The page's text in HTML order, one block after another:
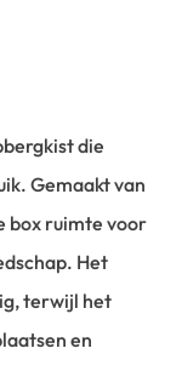
die
Gemaakt van
box ruimte voor
Het
terwijl het
en